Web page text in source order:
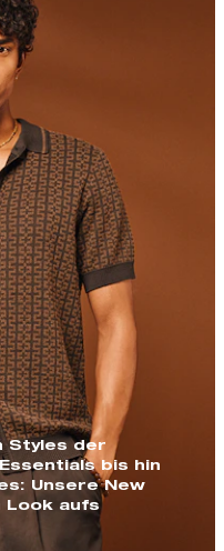
Styles der
bis hin
Unsere New
Look aufs